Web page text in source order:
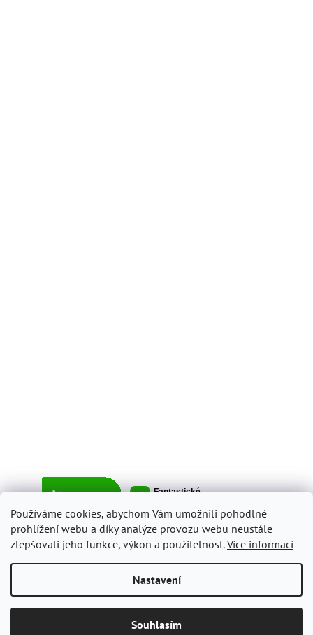
Používáme cookies, abychom Vám umožnili pohodlné
prohlížení webu a díky analýze provozu webu neustále
zlepšovali jeho funkce, výkon a použitelnost.Více informací
Nastavení
Souhlasím
Copyright 2026ItalyShop.cz. Všechna práva vyhrazena.Upravit
nastavení cookies